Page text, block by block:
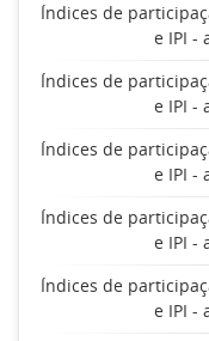
Índices de
e IPI -
Índices de
e IPI -
Índices de
e IPI -
Índices de
e IPI -
Índices de
e IPI -